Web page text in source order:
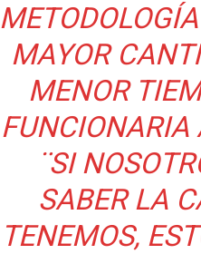
MAYOR
MENOR
FUNCIONARIA
¨SI
SABER LA
TENEMOS,